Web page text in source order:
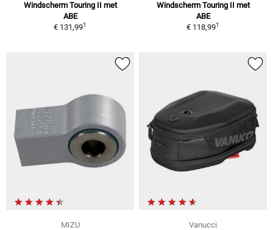
Windscherm Touring II met
ABE
€ 131,991
Windscherm Touring II met
ABE
€ 118,991
MIZU
Vanucci